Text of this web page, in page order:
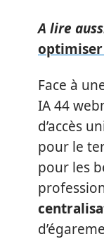
A lire
optimiser
Face à
IA 44
d’accès
pour le
pour les